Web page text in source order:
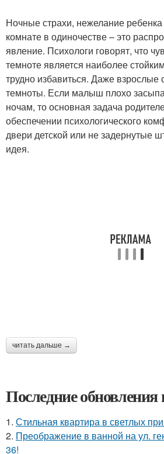
Ночные страхи, нежелание ребенка
комнате в одиночестве – это
явление. Психологи говорят, что
темноте является наиболее
трудно избавиться. Даже взрослые
темноты. Если малыш плохо
ночам, то основная задача
обеспечении психологического
двери детской или не задернутые
идея.
читать дальше →
Последние обновления
1. Стильная квартира в светлых
2. Преображение в ванной на ул.
36!